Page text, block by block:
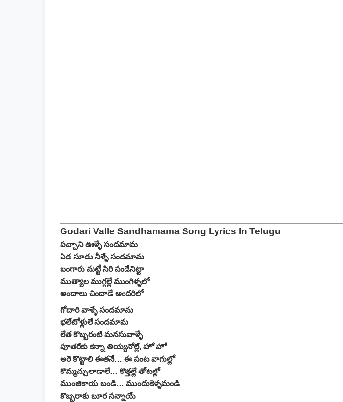
Godari Valle Sandhamama Song Lyrics In Telugu
పచ్చాని ఊళ్ళే సందమామ
ఏడ సూడు నీళ్ళే సందమామ
బంగారు మట్టే సిరి పండేనిట్టా
ముత్యాల ముగ్గల్లే ముంగిళ్ళలో
అందాలు చిందాడే అందరిలో
గోదారి వాళ్ళే సందమామ
భలేటోళ్లులే సందమామ
లేత కొబ్బరంటి మనసువాళ్ళే
పూతరేకు కన్నా తియ్యనోల్లే, హో హో
అరె కొట్టాలి ఈతనే… ఈ పంట వాగుల్లో
కొమ్మచ్చులాడాలే… కొత్తల్లే తోటల్లో
ముంజికాయ బండి… ముందుకెళ్ళమండి
కొబ్బరాకు బూర సన్నాయే